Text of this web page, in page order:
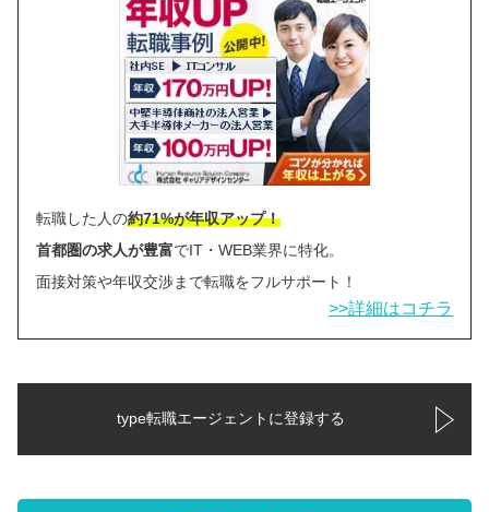
転職した人の約71%が年収アップ！
首都圏の求人が豊富でIT・WEB業界に特化。
面接対策や年収交渉まで転職をフルサポート！
>>詳細はコチラ
type転職エージェントに登録する